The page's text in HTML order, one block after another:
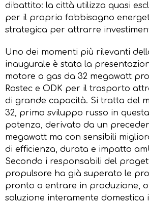
dibattito: la città utilizza quasi
per il proprio fabbisogno
strategica per attrarre
Uno dei momenti più rilevanti
inaugurale è stata la
motore a gas da 32 megawatt
Rostec e ODK per il trasporto
di grande capacità. Si tratta del
32, primo sviluppo russo in
potenza, derivato da un
megawatt ma con sensibili
di efficienza, durata e impatto
Secondo i responsabili del
propulsore ha già superato le
pronto a entrare in produzione,
soluzione interamente domestica